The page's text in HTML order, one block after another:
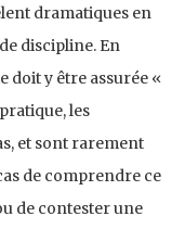
dramatiques en
discipline. En
doit y être assurée «
les
et sont rarement
de comprendre ce
de contester une